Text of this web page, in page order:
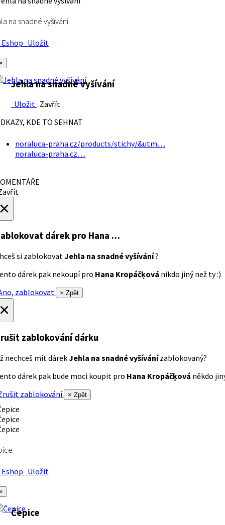
na snadné vyšívání
Uložit
Jehla na snadné vyšívání
Uložit Zavřít
KDE TO SEHNAT
noraluca-praha.cz/products/stichy/&utm…
noraluca-praha.cz…
dárek pro Hana …
si zablokovatJehla na snadné vyšívání?
dárek pak nekoupí pro Hana Kropáčķová nikdo jiný než ty :)
zablokovat
× Zpět
zablokování dárku
nechceš mít dárekJehla na snadné vyšívánízablokovaný?
dárek pak bude moci koupit pro Hana Kropáčķová někdo
zablokování
× Zpět
Uložit
Čepice